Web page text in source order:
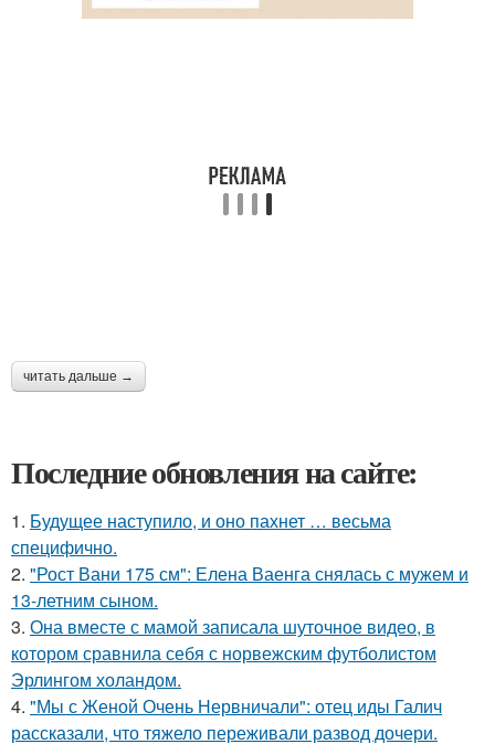
читать дальше →
Последние обновления на сайте:
1. Будущее наступило, и оно пахнет … весьма
специфично.
2. "Рост Вани 175 см": Елена Ваенга снялась с мужем и
13-летним сыном.
3. Она вместе с мамой записала шуточное видео, в
котором сравнила себя с норвежским футболистом
Эрлингом холандом.
4. "Мы с Женой Очень Нервничали": отец иды Галич
рассказали, что тяжело переживали развод дочери.